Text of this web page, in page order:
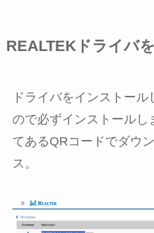
REALTEKドライバ
ドライバをインストー
ので必ずインストールし
てあるQRコードでダウ
ス。